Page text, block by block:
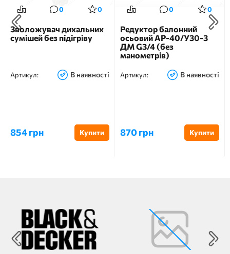
0 0
Зволожувач дихальних
сумішей без підігріву
Артикул: В наявності
854 грн Купити
0 0
Редуктор балонний
осьовий АР-40/У30-3
ДМ G3/4 (без
манометрів)
Артикул: В наявності
870 грн Купити